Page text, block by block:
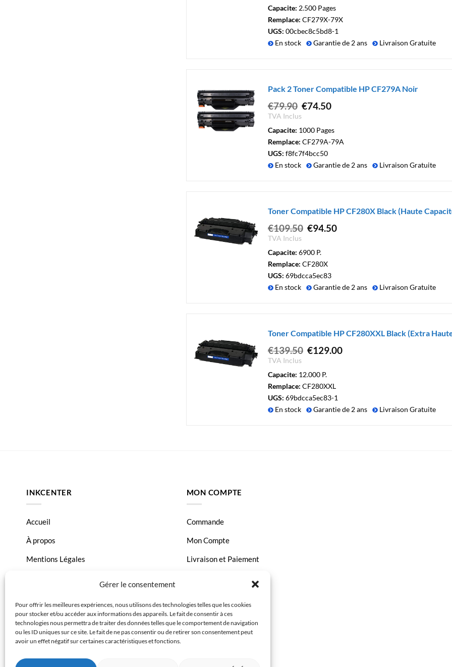
Gérer le consentement
Pour offrir les meilleures expériences, nous utilisons des technologies telles que les cookies
pour stocker et/ou accéder aux informations des appareils. Le fait de consentir à ces
technologies nous permettra de traiter des données telles que le comportement de navigation
ou les ID uniques sur ce site. Le fait de ne pas consentir ou de retirer son consentement peut
avoir un effet négatif sur certaines caractéristiques et fonctions.
initial
était :
€74.50.
est :
€64.50.
Capacite: 2.500 Pages
Remplace: CF279X-79X
UGS: 00cbec8c5bd8-1
En stock
Garantie de 2 ans Livraison Gratuite
Pack 2 Toner Compatible HP CF279A Noir
€79.90 Le
prix
initial
était :
€79.90.
€74.50Le
est :
TVA Inclus
Capacite: 1000 Pages
Remplace: CF279A-79A
UGS: f8fc7f4bcc50
En stock
Garantie de 2 ans Livraison Gratuite
Toner Compatible HP CF280X Black (Haute
€109.50 Le
initial
était :
€109.50.
€94.50Le
TVA Inclus
Capacite: 6900 P.
Remplace: CF280X
UGS: 69bdcca5ec83
En stock
Garantie de 2 ans Livraison Gratuite
Toner Compatible HP CF280XXL Black (Extra
€139.50 Le
initial
était :
€139.50.
€129.00Le
TVA Inclus
Capacite: 12.000 P.
Remplace: CF280XXL
UGS: 69bdcca5ec83-1
En stock
Garantie de 2 ans Livraison Gratuite
INKCENTER
Accueil
À propos
Mentions Légales
Politique de confidentialité
MON COMPTE
Commande
Mon Compte
Livraison et Paiement